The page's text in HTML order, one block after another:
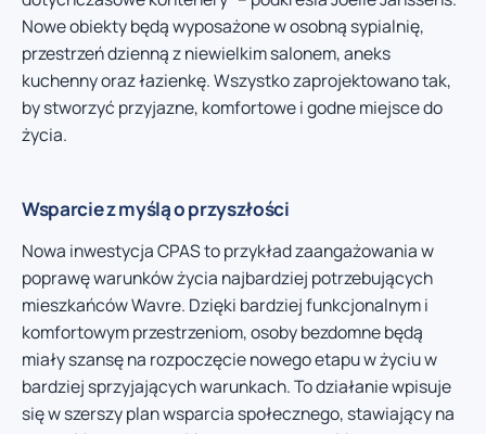
Nowe obiekty będą wyposażone w osobną sypialnię,
przestrzeń dzienną z niewielkim salonem, aneks
kuchenny oraz łazienkę. Wszystko zaprojektowano tak,
by stworzyć przyjazne, komfortowe i godne miejsce do
życia.
Wsparcie z myślą o przyszłości
Nowa inwestycja CPAS to przykład zaangażowania w
poprawę warunków życia najbardziej potrzebujących
mieszkańców Wavre. Dzięki bardziej funkcjonalnym i
komfortowym przestrzeniom, osoby bezdomne będą
miały szansę na rozpoczęcie nowego etapu w życiu w
bardziej sprzyjających warunkach. To działanie wpisuje
się w szerszy plan wsparcia społecznego, stawiający na